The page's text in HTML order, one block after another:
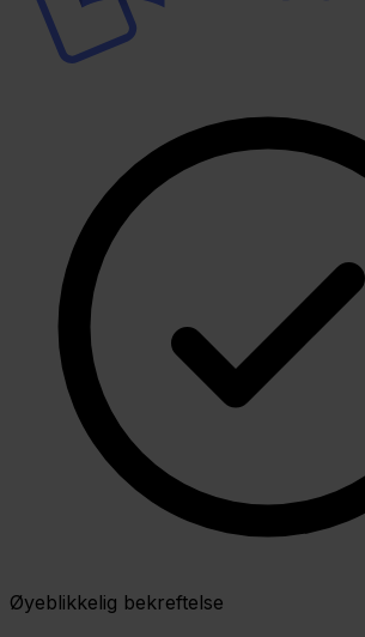
Øyeblikkelig bekreftelse